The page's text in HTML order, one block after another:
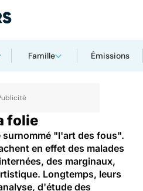
Famille Émissions
folie
"l'art des fous".
en effet des malades
des marginaux,
Longtemps, leurs
d'étude des